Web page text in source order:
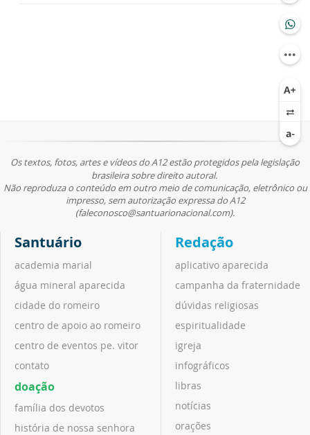
Os textos, fotos, artes e vídeos do A12 estão protegidos pela legislação
brasileira sobre direito autoral.
Não reproduza o conteúdo em outro meio de comunicação, eletrônico ou
impresso, sem autorização expressa do A12
(faleconosco@santuarionacional.com).
Santuário
academia marial
água mineral aparecida
cidade do romeiro
centro de apoio ao romeiro
centro de eventos pe. vitor
contato
doação
família dos devotos
história de nossa senhora
Redação
aplicativo aparecida
campanha da fraternidade
dúvidas religiosas
espiritualidade
igreja
infográficos
libras
notícias
orações